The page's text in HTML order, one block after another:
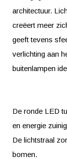
architectuur.
creëert meer
geeft tevens
verlichting aan
buitenlampen
De ronde LED
en energie
De lichtstraal
bomen.